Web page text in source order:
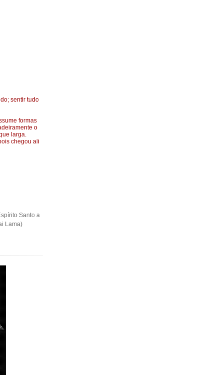
sentir tudo
formas
o
larga.
chegou ali
Santo a
Lama)